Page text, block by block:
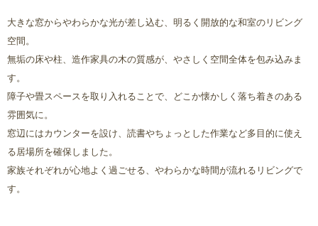
大きな窓からやわらかな光が差し込む、明るく開放的な和室のリビング
空間。
無垢の床や柱、造作家具の木の質感が、やさしく空間全体を包み込みま
す。
障子や畳スペースを取り入れることで、どこか懐かしく落ち着きのある
雰囲気に。
窓辺にはカウンターを設け、読書やちょっとした作業など多目的に使え
る居場所を確保しました。
家族それぞれが心地よく過ごせる、やわらかな時間が流れるリビングで
す。